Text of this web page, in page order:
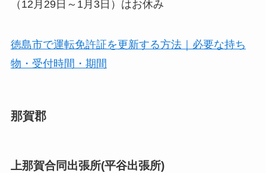
（12月29日～1月3日）はお休み
徳島市で運転免許証を更新する方法｜必要な持ち
物・受付時間・期間
那賀郡
上那賀合同出張所(平谷出張所)